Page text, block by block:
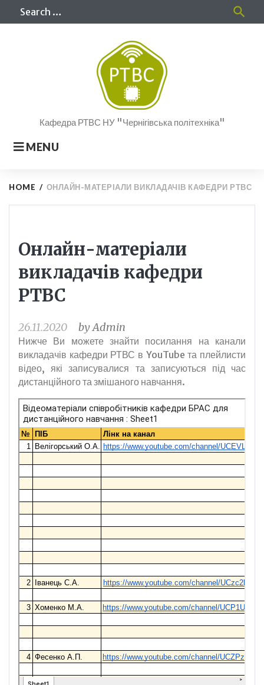
search
Кафедра РТВС НУ "Чернігівська політехніка"
MENU
HOME / ОНЛАЙН-МАТЕРІАЛИ ВИКЛАДАЧІВ КАФЕДРИ РТВС
Онлайн-матеріали
викладачів кафедри
РТВС
26.11.2020 byAdmin
Нижче Ви можете знайти посилання на канали
викладачів кафедри РТВС в YouTube та плейлисти
відео, які записувалися та записуються під час
дистанційного та змішаного навчання.